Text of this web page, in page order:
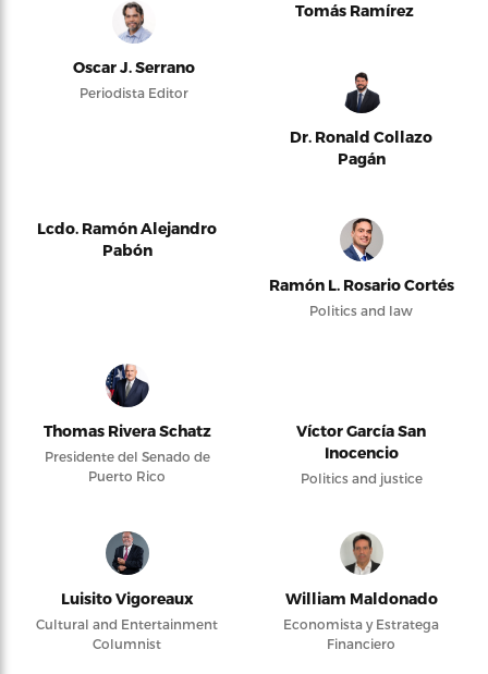
Oscar J. Serrano
Periodista Editor
Tomás Ramírez
Dr. Ronald Collazo
Pagán
Lcdo. Ramón Alejandro
Pabón
Ramón L. Rosario Cortés
Politics and law
Thomas Rivera Schatz
Presidente del Senado de
Puerto Rico
Víctor García San
Inocencio
Politics and justice
Luisito Vigoreaux
Cultural and Entertainment
Columnist
William Maldonado
Economista y Estratega
Financiero